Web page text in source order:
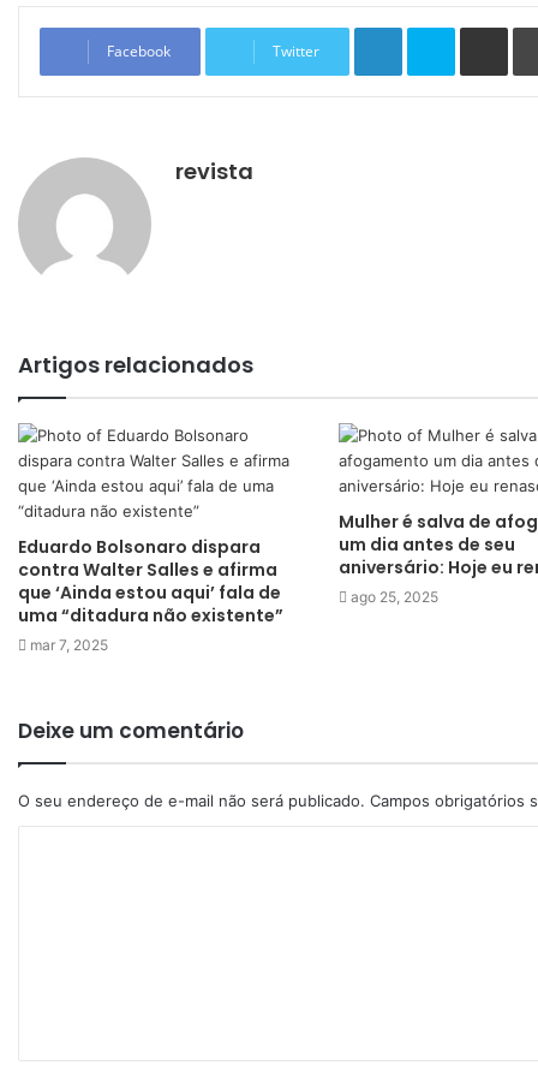
Facebook Twitter
Linkedin Skype
revista
Artigos relacionados
Eduardo Bolsonaro dispara
contra Walter Salles e afirma
que ‘Ainda estou aqui’ fala de
uma “ditadura não existente”
mar 7, 2025
Mulher é salva de
um dia antes de seu
aniversário: Hoje eu
ago 25, 2025
Deixe um comentário
O seu endereço de e-mail não será publicado. Campos obrigatórios